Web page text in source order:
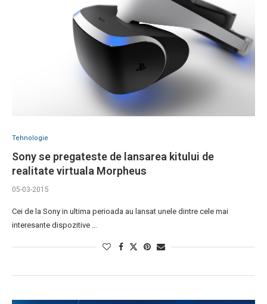
Tehnologie
Sony se pregateste de lansarea kitului de
realitate virtuala Morpheus
05-03-2015
Cei de la Sony in ultima perioada au lansat unele dintre cele mai
interesante dispozitive …